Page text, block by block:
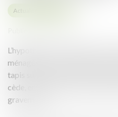
Actualités du cabinet
L’hypothèse est la suivante :
ménagère à son domicile.
tapis sur un balcon de la
cède, entrainant la chute de la
gravement.